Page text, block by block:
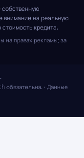
собственную
внимание на реальную
кредита.
на правах рекламы; за
обязательна. · Данные